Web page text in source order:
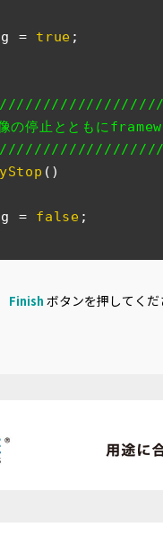
= true ;
の停止とともに
()
= false ;
Finish ボタンを押してく